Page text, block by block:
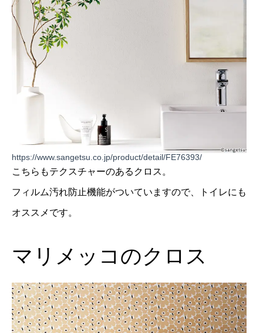
https://www.sangetsu.co.jp/product/detail/FE76393/
こちらもテクスチャーのあるクロス。
フィルム汚れ防止機能がついていますので、トイレにも
オススメです。
マリメッコのクロス